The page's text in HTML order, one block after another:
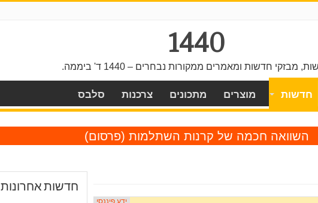
1440
מבזקי חדשות ומאמרים ממקורות נבחרים – 1440 ד' ביממה.
חדשות מוצרים מתכונים צרכנות סלבס
השוואה חכמה של קרנות השתלמות (פרסום)
חדשות אחרונות